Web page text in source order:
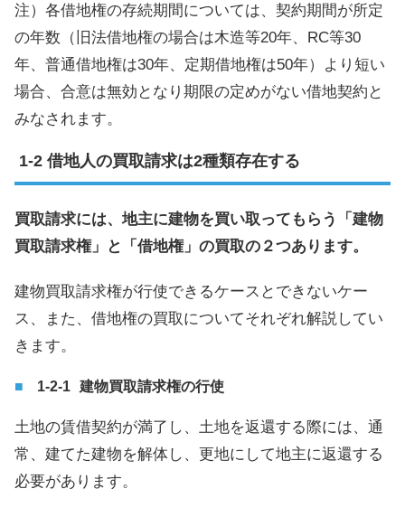
注）各借地権の存続期間については、契約期間が所定
の年数（旧法借地権の場合は木造等20年、RC等30
年、普通借地権は30年、定期借地権は50年）より短い
場合、合意は無効となり期限の定めがない借地契約と
みなされます。
借地人の買取請求は2種類存在する
買取請求には、地主に建物を買い取ってもらう「建物
買取請求権」と「借地権」の買取の２つあります。
建物買取請求権が行使できるケースとできないケー
ス、また、借地権の買取についてそれぞれ解説してい
きます。
建物買取請求権の行使
土地の賃借契約が満了し、土地を返還する際には、通
常、建てた建物を解体し、更地にして地主に返還する
必要があります。